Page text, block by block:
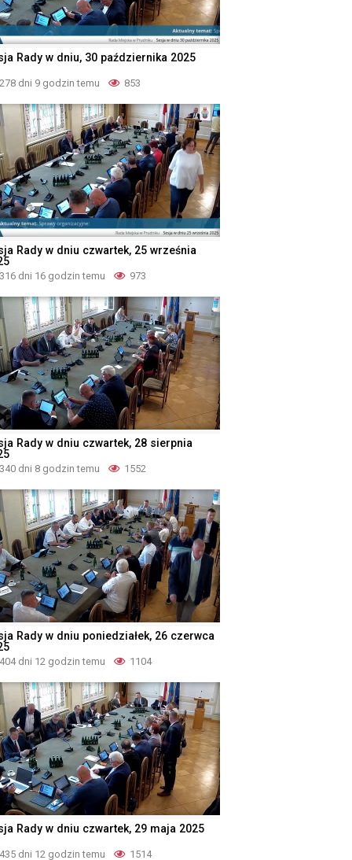
Rady w dniu, 30 października 2025
278 dni 9 godzin temu 853
Rady w dniu czwartek, 25 września
316 dni 16 godzin temu 973
Rady w dniu czwartek, 28 sierpnia
340 dni 8 godzin temu 1552
Rady w dniu poniedziałek, 26 czerwca
404 dni 12 godzin temu 1104
Rady w dniu czwartek, 29 maja 2025
435 dni 12 godzin temu 1514